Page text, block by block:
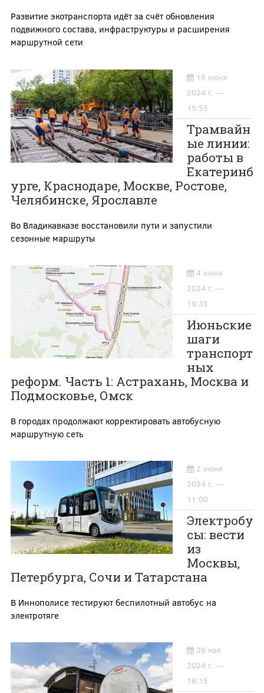
Развитие экотранспорта идёт за счёт обновления
подвижного состава, инфраструктуры и расширения
маршрутной сети
19 июня
2024 г. —
15:55
Трамвайн
ые линии:
работы в
Екатеринб
урге, Краснодаре, Москве, Ростове,
Челябинске, Ярославле
Во Владикавказе восстановили пути и запустили
сезонные маршруты
4 июня
2024 г. —
19:35
Июньские
шаги
транспорт
ных
реформ. Часть 1: Астрахань, Москва и
Подмосковье, Омск
В городах продолжают корректировать автобусную
маршрутную сеть
2 июня
2024 г. —
11:00
Электробу
сы: вести
из
Москвы,
Петербурга, Сочи и Татарстана
В Иннополисе тестируют беспилотный автобус на
электротяге
29 мая
2024 г. —
18:15